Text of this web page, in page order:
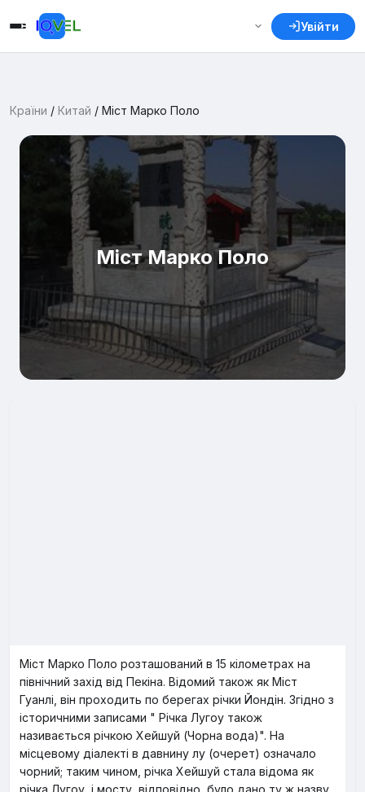
Увійти
Країни / Китай / Міст Марко Поло
Міст Марко Поло
Міст Марко Поло розташований в 15 кілометрах на
північний захід від Пекіна. Відомий також як Міст
Гуанлі, він проходить по берегах річки Йондін. Згідно з
історичними записами " Річка Лугоу також
називається річкою Хейшуй (Чорна вода)". На
місцевому діалекті в давнину лу (очерет) означало
чорний; таким чином, річка Хейшуй стала відома як
річка Лугоу, і мосту, відповідно, було дано ту ж назву.